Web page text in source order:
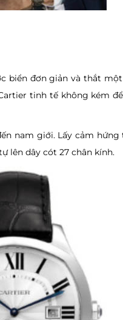
biển đơn giản và thắt
tinh tế không kém
nam giới. Lấy cảm
lên dây cót 27 chân kính.